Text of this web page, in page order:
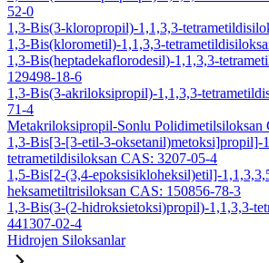
52-0
1,3-Bis(3-kloropropil)-1,1,3,3-
1,3-Bis(klorometil)-1,1,3,3-
1,3-Bis(heptadekaflorodesil)-1,1,3,3-
129498-18-6
1,3-Bis(3-akriloksipropil)-1,1,3,3-
71-4
Metakriloksipropil-Sonlu Polidimetilsiloksan
1,3-Bis[3-[3-etil-3-oksetanil)metoksi]propil]-
tetrametildisiloksan CAS: 3207-05-4
1,5-Bis[2-(3,4-epoksisikloheksil)etil]-
heksametiltrisiloksan CAS: 150856-78-3
1,3-Bis(3-(2-hidroksietoksi)propil)-1,1,3,3-
441307-02-4
Hidrojen Siloksanlar